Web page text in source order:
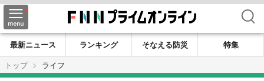
検索
最新ニュース ランキング そなえる防災
特集
トップ
ライフ